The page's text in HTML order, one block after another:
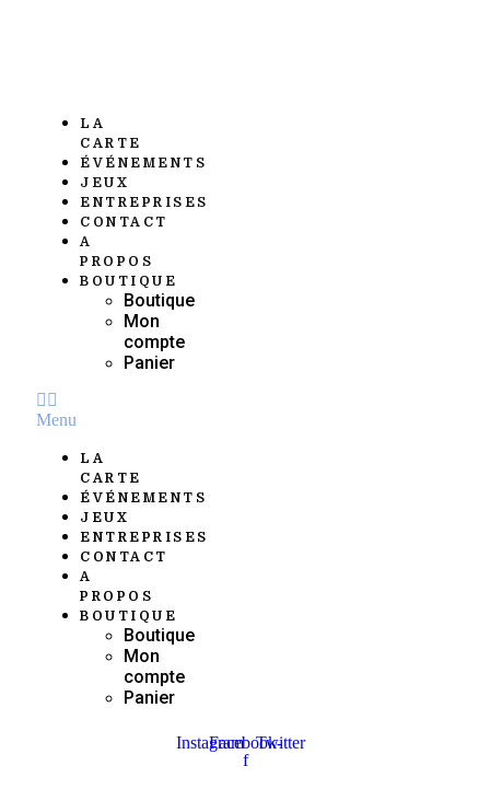
LA
CARTE
ÉVÉNEMENTS
JEUX
ENTREPRISES
CONTACT
A
PROPOS
BOUTIQUE
Boutique
Mon
compte
Panier
Menu
LA
CARTE
ÉVÉNEMENTS
JEUX
ENTREPRISES
CONTACT
A
PROPOS
BOUTIQUE
Boutique
Mon
compte
Panier
InstagramFacebook-
f
Twitter